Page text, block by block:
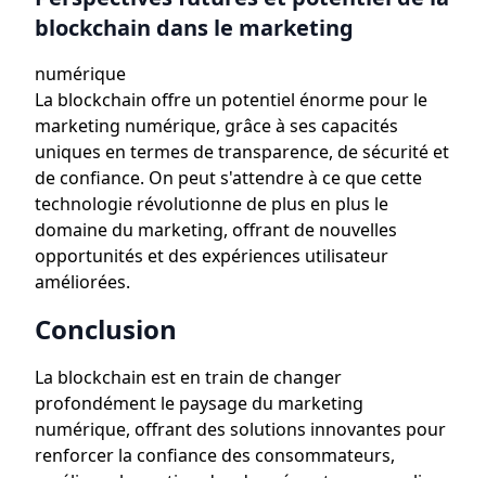
blockchain dans le marketing
numérique
La blockchain offre un potentiel énorme pour le
marketing numérique, grâce à ses capacités
uniques en termes de transparence, de sécurité et
de confiance. On peut s'attendre à ce que cette
technologie révolutionne de plus en plus le
domaine du marketing, offrant de nouvelles
opportunités et des expériences utilisateur
améliorées.
Conclusion
La blockchain est en train de changer
profondément le paysage du marketing
numérique, offrant des solutions innovantes pour
renforcer la confiance des consommateurs,